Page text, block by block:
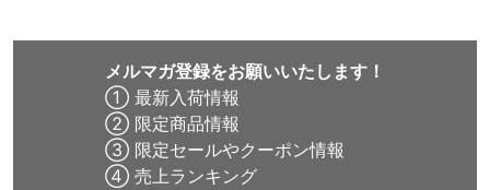
メルマガ登録をお願いいたします！
① 最新入荷情報
② 限定商品情報
③ 限定セールやクーポン情報
④ 売上ランキング